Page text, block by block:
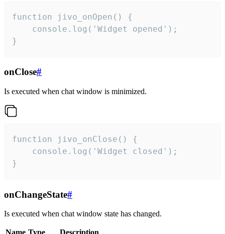
function jivo_onOpen() {
    console.log('Widget opened');
}
onClose#
Is executed when chat window is minimized.
function jivo_onClose() {
    console.log('Widget closed');
}
onChangeState#
Is executed when chat window state has changed.